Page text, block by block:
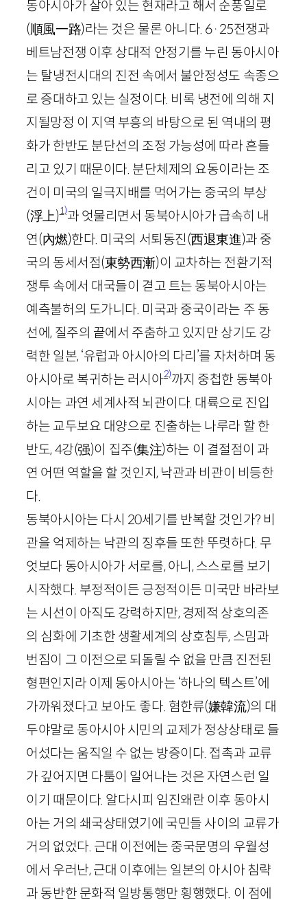
동아시아가 살아 있는 현재라고 해서 순풍일로
(順風一路)라는 것은 물론 아니다. 6· 25전쟁과
베트남전쟁 이후 상대적 안정기를 누린 동아시아
는 탈냉전시대의 진전 속에서 불안정성도 속종으
로 증대하고 있는 실정이다. 비록 냉전에 의해 지
지될망정 이 지역 부흥의 바탕으로 된 역내의 평
화가 한반도 분단선의 조정 가능성에 따라 흔들
리고 있기 때문이다. 분단체제의 요동이라는 조
건이 미국의 일극지배를 먹어가는 중국의 부상
(浮上)1)과 엇물리면서 동북아시아가 급속히 내
연(內燃)한다. 미국의 서퇴동진(西退東進)과 중
국의 동세서점(東勢西漸)이 교차하는 전환기적
쟁투 속에서 대국들이 겯고 트는 동북아시아는
예측불허의 도가니다. 미국과 중국이라는 주 동
선에, 질주의 끝에서 주춤하고 있지만 상기도 강
력한 일본, ‘유럽과 아시아의 다리’를 자처하며 동
아시아로 복귀하는 러시아2)까지 중첩한 동북아
시아는 과연 세계사적 뇌관이다. 대륙으로 진입
하는 교두보요 대양으로 진출하는 나루라 할 한
반도,4강(强)이 집주(集注)하는 이 결절점이 과
연 어떤 역할을 할 것인지, 낙관과 비관이 비등한
다.
동북아시아는 다시 20세기를 반복할 것인가? 비
관을 억제하는 낙관의 징후들 또한 뚜렷하다. 무
엇보다 동아시아가 서로를, 아니, 스스로를 보기
시작했다. 부정적이든 긍정적이든 미국만 바라보
는 시선이 아직도 강력하지만, 경제적 상호의존
의 심화에 기초한 생활세계의 상호침투, 스밈과
번짐이 그 이전으로 되돌릴 수 없을 만큼 진전된
형편인지라 이제 동아시아는 ‘하나의 텍스트’에
가까워졌다고 보아도 좋다. 혐한류(嫌韓流)의 대
두야말로 동아시아 시민의 교제가 정상상태로 들
어섰다는 움직일 수 없는 방증이다. 접촉과 교류
가 깊어지면 다툼이 일어나는 것은 자연스런 일
이기 때문이다. 알다시피 임진왜란 이후 동아시
아는 거의 쇄국상태였기에 국민들 사이의 교류가
거의 없었다. 근대 이전에는 중국문명의 우월성
에서 우러난, 근대 이후에는 일본의 아시아 침략
과 동반한 문화적 일방통행만 횡행했다. 이 점에